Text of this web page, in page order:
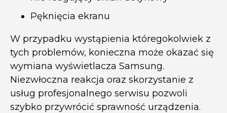
Pęknięcia ekranu
W przypadku wystąpienia któregokolwiek z
tych problemów, konieczna może okazać się
wymiana wyświetlacza Samsung.
Niezwłoczna reakcja oraz skorzystanie z
usług profesjonalnego serwisu pozwoli
szybko przywrócić sprawność urządzenia.